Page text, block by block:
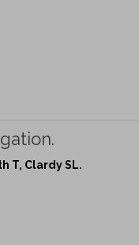
T, Clardy SL.